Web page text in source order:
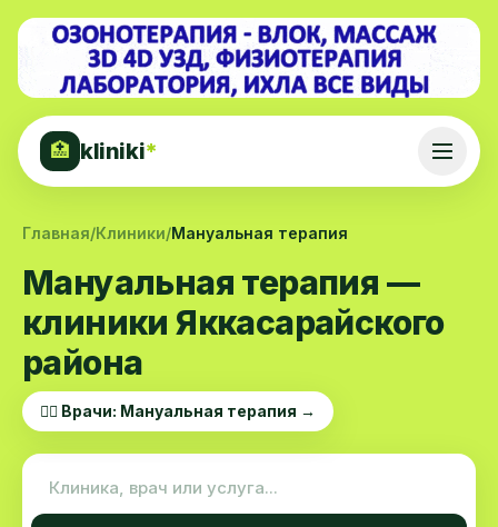
🏥 kliniki*
Главная/Клиники/Мануальная терапия
Мануальная терапия —
клиники Яккасарайского
района
👨‍⚕️ Врачи: Мануальная терапия →